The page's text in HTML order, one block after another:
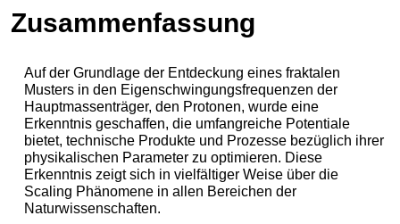
Zusammenfassung
Auf der Grundlage der Entdeckung eines fraktalen
Musters in den Eigenschwingungsfrequenzen der
Hauptmassenträger, den Protonen, wurde eine
Erkenntnis geschaffen, die umfangreiche Potentiale
bietet, technische Produkte und Prozesse bezüglich ihrer
physikalischen Parameter zu optimieren. Diese
Erkenntnis zeigt sich in vielfältiger Weise über die
Scaling Phänomene in allen Bereichen der
Naturwissenschaften.